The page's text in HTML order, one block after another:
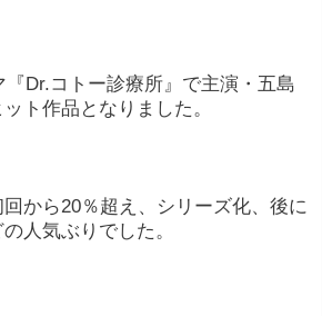
『Dr.コトー診療所』で主演・五島
ト作品となりました。
回から20％超え、シリーズ化、後に
人気ぶりでした。